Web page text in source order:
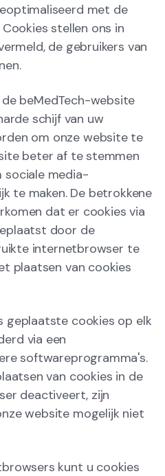
met de
stellen ons in
de gebruikers van
beMedTech-website
schijf van uw
om onze website te
beter af te stemmen
sociale media-
te maken. De betrokkene
dat er cookies via
door de
internetbrowser te
plaatsen van cookies
geplaatste cookies op elk
via een
softwareprogramma's.
van cookies in de
deactiveert, zijn
website mogelijk niet
kunt u cookies